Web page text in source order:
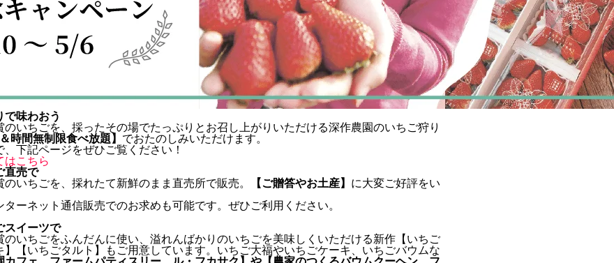
で味わおう
いちごを、採ったその場でたっぷりとお召し上がりいただける深作農園のいちご狩り
時間無制限食べ放題】 でおたのしみいただけます。
下記ページをぜひご覧ください！
はこちら
直売で
いちごを、採れたて新鮮のまま直売所で販売。
【ご贈答やお土産】 に大変ご好評をい
ーネット通信販売でのお求めも可能です。ぜひご利用ください。
スイーツで
いちごをふんだんに使い、溢れんばかりのいちごを美味しくいただける新作【いちご
【いちごタルト】もご用意しています。いちご大福やいちごケーキ、いちごバウムな